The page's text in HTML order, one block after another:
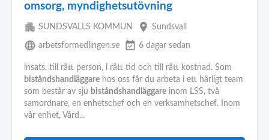
omsorg, myndighetsutövning
apartment SUNDSVALLS KOMMUN place Sundsvall
language arbetsformedlingen.se event_available 6 dagar sedan
insats, till rätt person, i rätt tid och till rätt kostnad. Som
biståndshandläggare hos oss får du arbeta i ett härligt team
som består av sju biståndshandläggare inom LSS, två
samordnare, en enhetschef och en verksamhetschef. Inom
vår enhet, Vård...